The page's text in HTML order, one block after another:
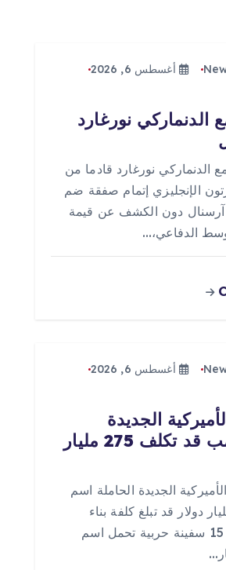
أغسطس 6, 2026
الدنماركي نورغارد
مع الدنماركي نورغارد قادما من
الإنجليزي إتمام صفقة ضم
آرسنال دون الكشف عن قيمة
الدفاعي،…
أغسطس 6, 2026
الجديدة
الحاملة اسم ترمب قد تكلف 275 مليار
الجديدة الحاملة اسم
قد تكلف 275 مليار دولار قد تبلغ كلفة بناء
الأسطول الذي سيضم 15 سفينة حربية تحمل اسم